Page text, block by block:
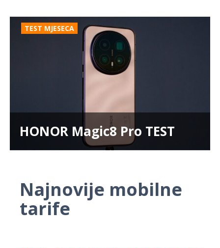
TEST MJESECA
HONOR Magic8 Pro TEST
Najnovije mobilne
tarife